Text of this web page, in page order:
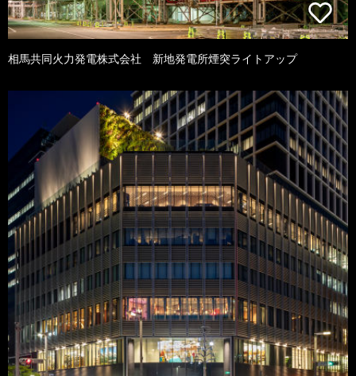
相馬共同火力発電株式会社 新地発電所煙突ライトアップ